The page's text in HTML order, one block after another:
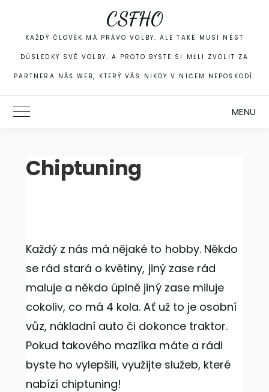
content
CSFHO
KAŽDÝ ČLOVĚK MÁ PRÁVO VOLBY. ALE TAKÉ MUSÍ NÉST
DŮSLEDKY SVÉ VOLBY. A PROTO BYSTE SI MĚLI ZVOLIT ZA
PARTNERA NÁŠ WEB, KTERÝ VÁS NIKDY V NIČEM NEPOŠKODÍ.
Toggle Main Menu MENU
Chiptuning
Každý z nás má nějaké to hobby. Někdo
se rád stará o květiny, jiný zase rád
maluje a někdo úplně jiný zase miluje
cokoliv, co má 4 kola. Ať už to je osobní
vůz, nákladní auto či dokonce traktor.
Pokud takového mazlíka máte a rádi
byste ho vylepšili, využijte služeb, které
nabízí chiptuning!